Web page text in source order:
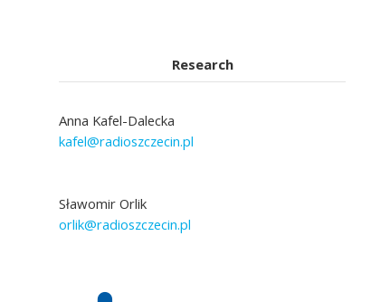
Research
Anna Kafel-Dalecka
kafel@radioszczecin.pl
Sławomir Orlik
orlik@radioszczecin.pl